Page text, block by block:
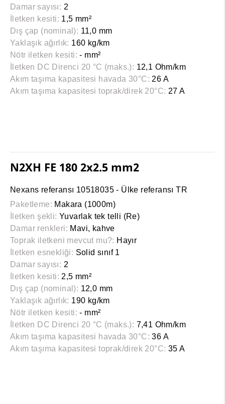
Damar sayısı: 2
İletken kesiti: 1,5 mm²
Dış çap (nominal): 11,0 mm
Yaklaşık ağırlık: 160 kg/km
Nötr iletken kesiti: - mm²
İletken DC Direnci 20 °C (maks.): 12,1 Ohm/km
Akım taşıma kapasitesi havada 30°C: 26 A
Akım taşıma kapasitesi toprak/direk 20°C: 27 A
N2XH FE 180 2x2.5 mm2
Nexans referansı 10518035 - Ülke referansı TR
Paketleme: Makara (1000m)
İletken şekli: Yuvarlak tek telli (Re)
Damar renkleri: Mavi, kahve
Toprak iletkeni mevcut mu?: Hayır
İletken esnekliği: Solid sınıf 1
Damar sayısı: 2
İletken kesiti: 2,5 mm²
Dış çap (nominal): 12,0 mm
Yaklaşık ağırlık: 190 kg/km
Nötr iletken kesiti: - mm²
İletken DC Direnci 20 °C (maks.): 7,41 Ohm/km
Akım taşıma kapasitesi havada 30°C: 36 A
Akım taşıma kapasitesi toprak/direk 20°C: 35 A